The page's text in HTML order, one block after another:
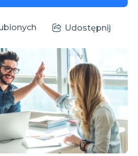
Udostępnij